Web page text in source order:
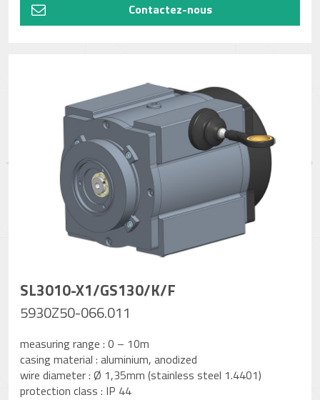
Contactez-nous
SL3010-X1/GS130/K/F
5930Z50-066.011
measuring range : 0 – 10m
casing material : aluminium, anodized
wire diameter : Ø 1,35mm (stainless steel 1.4401)
protection class : IP 44